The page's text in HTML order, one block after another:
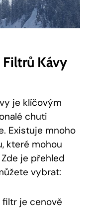
Kávy
je klíčovým
chuti
Existuje mnoho
které mohou
je přehled
vybrat:
filtr je cenově